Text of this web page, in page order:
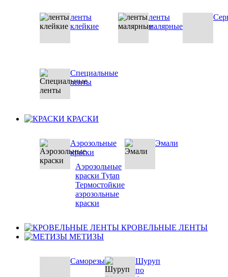
ленты
клейкие
ленты
малярные
Специальные
ленты
КРАСКИ
Аэрозольные
краски
Аэрозольные
краски Tytan
Термостойкие
аэрозольные
краски
Эмали
КРОВЕЛЬНЫЕ ЛЕНТЫ
МЕТИЗЫ
Саморезы
Шуруп
по